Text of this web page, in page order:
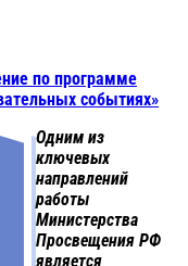
по программе
событиях»
Одним из
ключевых
направлений
работы
Министерства
Просвещения РФ
является